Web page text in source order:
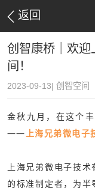
返回
创智康桥｜欢迎
间！
2023-09-13| 创智空间
金秋九月，在这个
——上海兄弟微电子
上海兄弟微电子技
的标准制定者，为